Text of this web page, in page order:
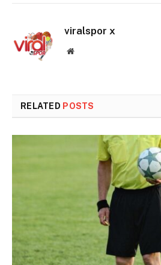
viralspor x
Website
RELATED POSTS